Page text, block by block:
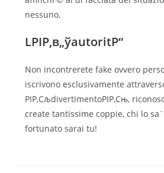
nessuno.
LРІР‚в„ўautoritР“
Non incontrerete fake ovvero
iscrivono esclusivamente
РІР‚СљdivertimentoРІР‚Сњ,
create tantissime coppie, chi lo
fortunato sarai tu!